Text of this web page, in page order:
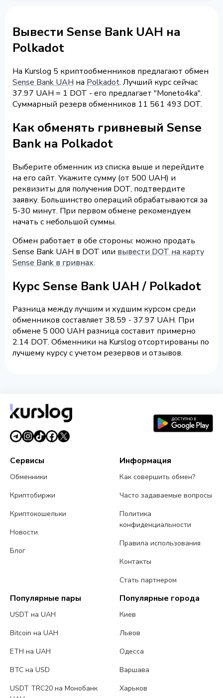
Вывести Sense Bank UAH на
Polkadot
На Kurslog 5 криптообменников предлагают обмен
Sense Bank UAH на Polkadot. Лучший курс сейчас
37.97 UAH = 1 DOT - его предлагает "Moneto4ka".
Суммарный резерв обменников 11 561 493 DOT.
Как обменять гривневый Sense
Bank на Polkadot
Выберите обменник из списка выше и перейдите
на его сайт. Укажите сумму (от 500 UAH) и
реквизиты для получения DOT, подтвердите
заявку. Большинство операций обрабатываются за
5-30 минут. При первом обмене рекомендуем
начать с небольшой суммы.
Обмен работает в обе стороны: можно продать
Sense Bank UAH в DOT или вывести DOT на карту
Sense Bank в гривнах.
Курс Sense Bank UAH / Polkadot
Разница между лучшим и худшим курсом среди
обменников составляет 38.59 - 37.97 UAH. При
обмене 5 000 UAH разница составит примерно
2.14 DOT. Обменники на Kurslog отсортированы по
лучшему курсу с учетом резервов и отзывов.
Сервисы
Обменники
Криптобиржи
Криптокошельки
Новости
Блог
Информация
Как совершить обмен?
Часто задаваемые вопросы
Политика
конфиденциальности
Правила использования
Контакты
Стать партнером
Популярные пары
USDT на UAH
Bitcoin на UAH
ETH на UAH
BTC на USD
USDT TRC20 на Монобанк
Популярные города
Киев
Львов
Одесса
Варшава
Харьков